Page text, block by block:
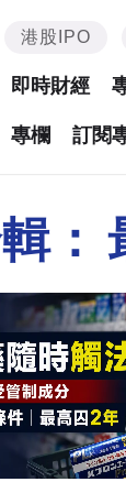
港股IPO
即時財經
專欄 訂閱
：